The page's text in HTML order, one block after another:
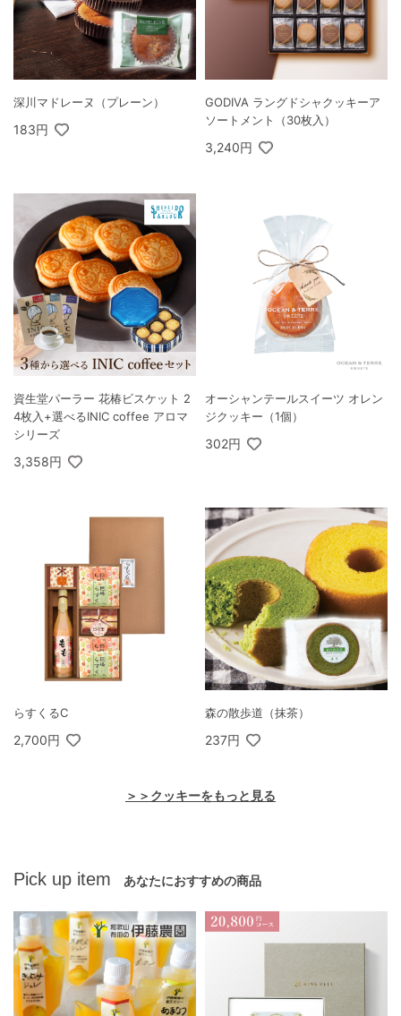
深川マドレーヌ（プレーン）
183円
GODIVA ラングドシャクッキーア
ソートメント（30枚入）
3,240円
資生堂パーラー 花椿ビスケット 2
4枚入+選べるINIC coffee アロマ
シリーズ
3,358円
オーシャンテールスイーツ オレン
ジクッキー（1個）
302円
らすくるC
2,700円
森の散歩道（抹茶）
237円
＞＞クッキーをもっと見る
Pick up item あなたにおすすめの商品